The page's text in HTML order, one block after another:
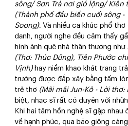
sông/ Sơn Trà nơi gió lộng/ Kiên
(Thành phố đầu biển cuối sông -
Soong). Và nhiều ca khúc phổ
danh, người nghe đều cảm thấy
hình ảnh quê nhà thân thương như
(Thơ: Thúc Dũng), Tiên Phước
Vịnh) hay niềm khao khát trang
trường được đắp xây bằng tấm
trẻ thơ (Mãi mãi Jun-Kô - Lời thơ:
biệt, nhạc sĩ rất có duyên với
Khi hai tâm hồn nghệ sĩ gặp nhau
về hạnh phúc, qua bão giông